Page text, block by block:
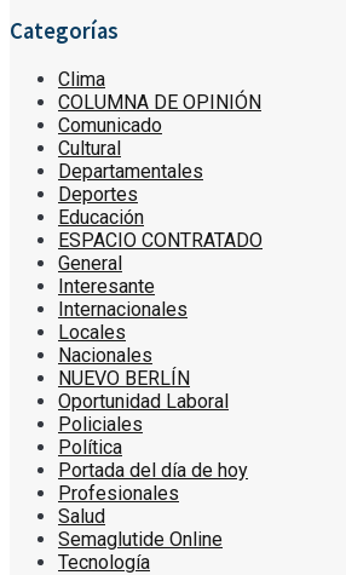
Categorías
Clima
COLUMNA DE OPINIÓN
Comunicado
Cultural
Departamentales
Deportes
Educación
ESPACIO CONTRATADO
General
Interesante
Internacionales
Locales
Nacionales
NUEVO BERLÍN
Oportunidad Laboral
Policiales
Política
Portada del día de hoy
Profesionales
Salud
Semaglutide Online
Tecnología